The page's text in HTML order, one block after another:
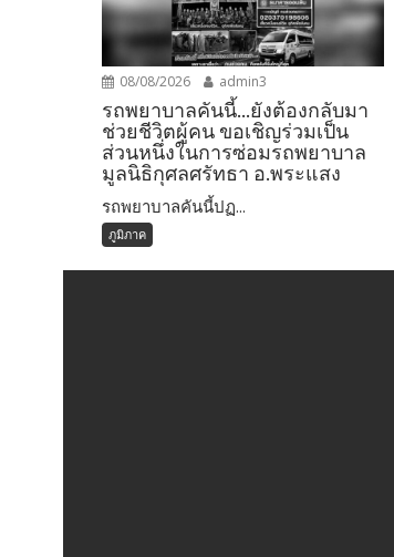
08/08/2026 admin3
รถพยาบาลคันนี้…ยังต้องกลับมา
ช่วยชีวิตผู้คน ขอเชิญร่วมเป็น
ส่วนหนึ่งในการซ่อมรถพยาบาล
มูลนิธิกุศลศรัทธา อ.พระแสง
รถพยาบาลคันนี้ปฏ...
ภูมิภาค